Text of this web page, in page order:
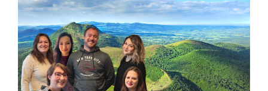
l'image
agrandie